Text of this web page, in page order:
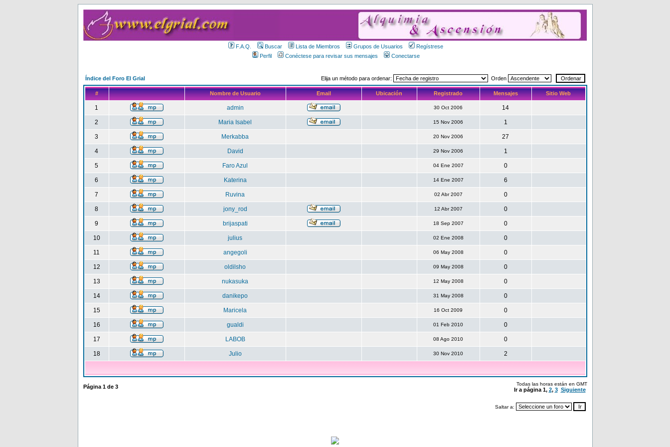
F.A.Q. Buscar Lista de Miembros Grupos de Usuarios
Regístrese
Perfil
Conéctese para revisar sus mensajes Conectarse
Índice del Foro El Grial Elija un método para ordenar: Orden
# Nombre de Usuario Email Ubicación Registrado Mensajes Sitio Web
1 admin 30 Oct 2006 14
2 Maria Isabel 15 Nov 2006 1
3 Merkabba 20 Nov 2006 27
4 David 29 Nov 2006 1
5 Faro Azul 04 Ene 2007 0
6 Katerina 14 Ene 2007 6
7 Ruvina 02 Abr 2007 0
8 jony_rod 12 Abr 2007 0
9 brijaspati 18 Sep 2007 0
10 julius 02 Ene 2008 0
11 angegoli 06 May 2008 0
12 oldilsho 09 May 2008 0
13 nukasuka 12 May 2008 0
14 danikepo 31 May 2008 0
15 Maricela 16 Oct 2009 0
16 gualdi 01 Feb 2010 0
17 LABOB 08 Ago 2010 0
18 Julio 30 Nov 2010 2
Página 1de 3 Todas las horas están en GMT
Ir a página 1, 2, 3 Siguiente
Saltar a: